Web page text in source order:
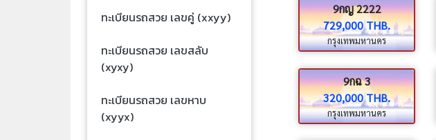
ทะเบียนรถสวย เลขคู่ (xxyy)
ทะเบียนรถสวย เลขสลับ
(xyxy)
ทะเบียนรถสวย เลขหาบ
(xyyx)
9กญ 2222
729,000 THB.
กรุงเทพมหานคร
9กฉ 3
320,000 THB.
กรุงเทพมหานคร